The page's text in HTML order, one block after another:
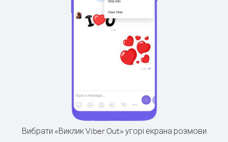
Вибрати «Виклик Viber Out» угорі екрана розмови